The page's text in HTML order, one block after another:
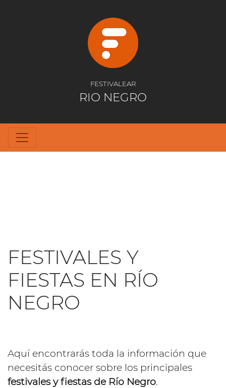
FESTIVALEAR
RIO NEGRO
FESTIVALES Y
FIESTAS EN RÍO
NEGRO
Aquí encontrarás toda la información que
necesitás conocer sobre los principales
festivales y fiestas de Río Negro.